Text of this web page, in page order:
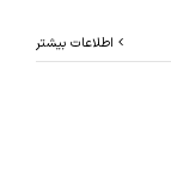
اطلاعات بیشتر